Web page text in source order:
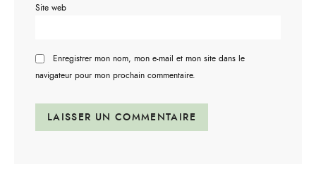
Site web
Enregistrer mon nom, mon e-mail et mon site dans le
navigateur pour mon prochain commentaire.